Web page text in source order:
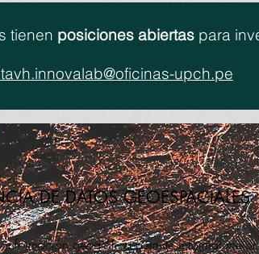
tienen posiciones abiertas para
upch.pe
DE DATOS GEOESPACIALES
información geográfica permite informar